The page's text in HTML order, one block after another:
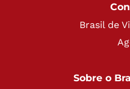
Brasil de
Sobre o